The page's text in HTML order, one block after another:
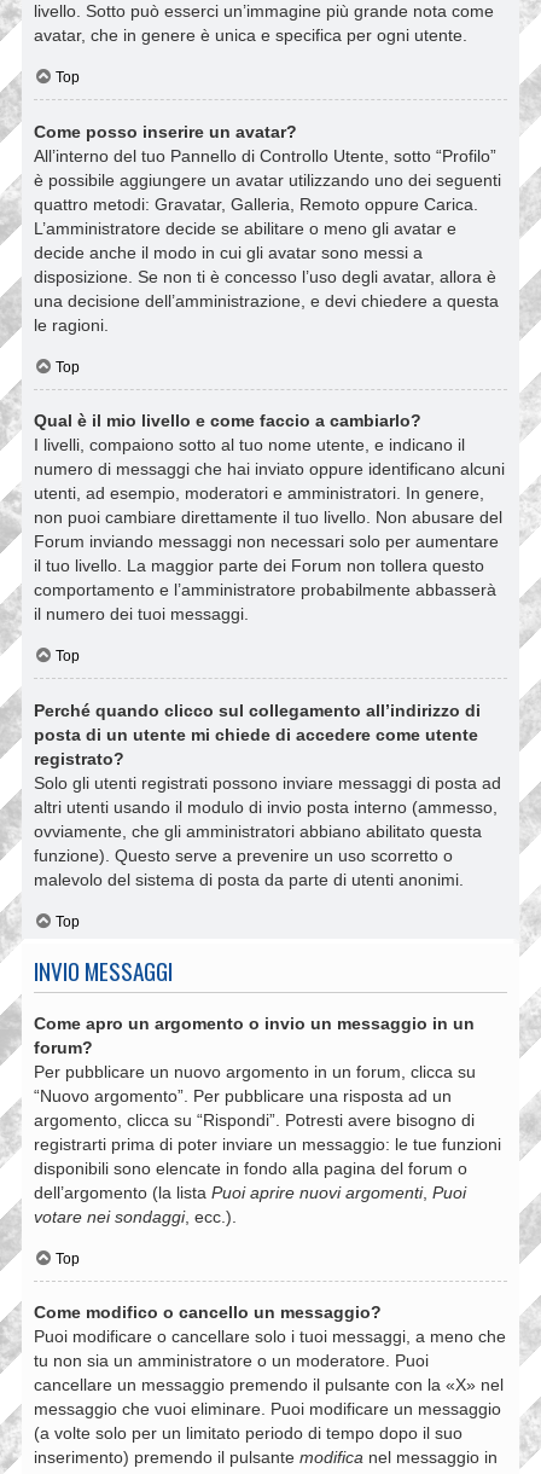
livello. Sotto può esserci un’immagine più grande nota come
avatar, che in genere è unica e specifica per ogni utente.
Top
Come posso inserire un avatar?
All’interno del tuo Pannello di Controllo Utente, sotto “Profilo”
è possibile aggiungere un avatar utilizzando uno dei seguenti
quattro metodi: Gravatar, Galleria, Remoto oppure Carica.
L’amministratore decide se abilitare o meno gli avatar e
decide anche il modo in cui gli avatar sono messi a
disposizione. Se non ti è concesso l’uso degli avatar, allora è
una decisione dell’amministrazione, e devi chiedere a questa
le ragioni.
Top
Qual è il mio livello e come faccio a cambiarlo?
I livelli, compaiono sotto al tuo nome utente, e indicano il
numero di messaggi che hai inviato oppure identificano alcuni
utenti, ad esempio, moderatori e amministratori. In genere,
non puoi cambiare direttamente il tuo livello. Non abusare del
Forum inviando messaggi non necessari solo per aumentare
il tuo livello. La maggior parte dei Forum non tollera questo
comportamento e l’amministratore probabilmente abbasserà
il numero dei tuoi messaggi.
Top
Perché quando clicco sul collegamento all’indirizzo di
posta di un utente mi chiede di accedere come utente
registrato?
Solo gli utenti registrati possono inviare messaggi di posta ad
altri utenti usando il modulo di invio posta interno (ammesso,
ovviamente, che gli amministratori abbiano abilitato questa
funzione). Questo serve a prevenire un uso scorretto o
malevolo del sistema di posta da parte di utenti anonimi.
Top
INVIO MESSAGGI
Come apro un argomento o invio un messaggio in un
forum?
Per pubblicare un nuovo argomento in un forum, clicca su
“Nuovo argomento”. Per pubblicare una risposta ad un
argomento, clicca su “Rispondi”. Potresti avere bisogno di
registrarti prima di poter inviare un messaggio: le tue funzioni
disponibili sono elencate in fondo alla pagina del forum o
dell’argomento (la lista Puoi aprire nuovi argomenti, Puoi
votare nei sondaggi, ecc.).
Top
Come modifico o cancello un messaggio?
Puoi modificare o cancellare solo i tuoi messaggi, a meno che
tu non sia un amministratore o un moderatore. Puoi
cancellare un messaggio premendo il pulsante con la «X» nel
messaggio che vuoi eliminare. Puoi modificare un messaggio
(a volte solo per un limitato periodo di tempo dopo il suo
inserimento) premendo il pulsante modifica nel messaggio in